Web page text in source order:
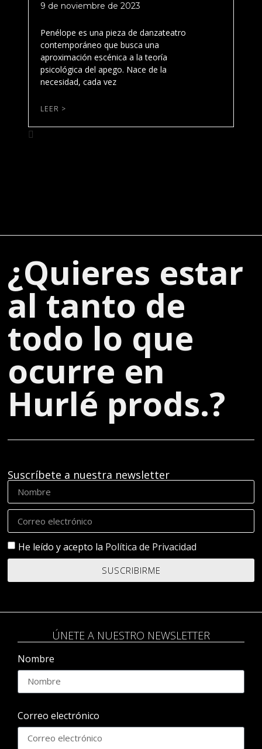
9 de noviembre de 2023
Penélope es una pieza de danzateatro
contemporáneo que busca una
aproximación escénica a la teoría
psicológica del apego. Nace de la
necesidad, cada vez
LEER >
¿Quieres estar
al tanto de
todo lo que
ocurre en
Hurlé prods.?
Suscríbete a nuestra newsletter
He leído y acepto la Política de Privacidad
SUSCRIBIRME
ÚNETE A NUESTRO NEWSLETTER
Nombre
Correo electrónico